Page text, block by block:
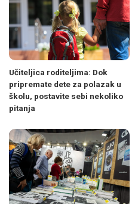
Učiteljica roditeljima: Dok
pripremate dete za polazak u
školu, postavite sebi nekoliko
pitanja